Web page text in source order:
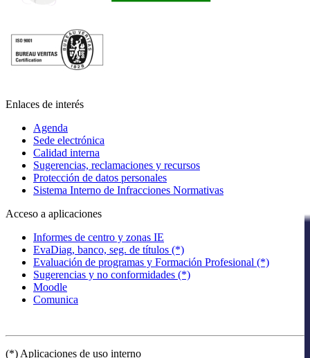
Enlaces de interés
Agenda
Sede electrónica
Calidad interna
Sugerencias, reclamaciones y recursos
Protección de datos personales
Sistema Interno de Infracciones Normativas
Acceso a aplicaciones
Informes de centro y zonas IE
EvaDiag, banco, seg. de títulos (*)
Evaluación de programas y Formación Profesional (*)
Sugerencias y no conformidades (*)
Moodle
Comunica
(*) Aplicaciones de uso interno